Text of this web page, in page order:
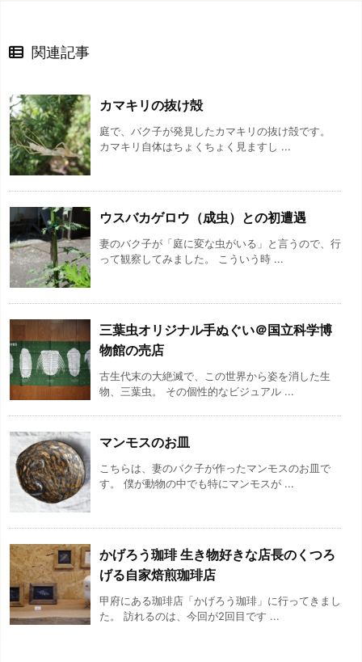
関連記事
カマキリの抜け殻
庭で、バク子が発見したカマキリの抜け殻です。
カマキリ自体はちょくちょく見ますし ...
ウスバカゲロウ（成虫）との初遭遇
妻のバク子が「庭に変な虫がいる」と言うので、行
って観察してみました。 こういう時 ...
三葉虫オリジナル手ぬぐい＠国立科学博
物館の売店
古生代末の大絶滅で、この世界から姿を消した生
物、三葉虫。 その個性的なビジュアル ...
マンモスのお皿
こちらは、妻のバク子が作ったマンモスのお皿で
す。 僕が動物の中でも特にマンモスが ...
かげろう珈琲 生き物好きな店長のくつろ
げる自家焙煎珈琲店
甲府にある珈琲店「かげろう珈琲」に行ってきまし
た。 訪れるのは、今回が2回目です ...